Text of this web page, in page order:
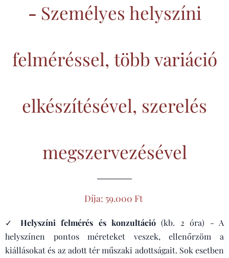
- Személyes helyszíni
felméréssel, több variáció
elkészítésével, szerelés
megszervezésével
Díja: 59.000 Ft
✓ Helyszíni felmérés és konzultáció (kb. 2 óra) - A
helyszínen pontos méreteket veszek, ellenőrzöm a
kiállásokat és az adott tér műszaki adottságait. Sok esetben